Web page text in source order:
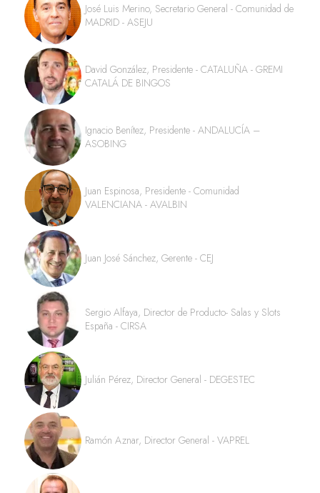
José Luis Merino, Secretario General - Comunidad de
MADRID - ASEJU
David González, Presidente - CATALUÑA - GREMI
CATALÁ DE BINGOS
Ignacio Benítez, Presidente - ANDALUCÍA –
ASOBING
Juan Espinosa, Presidente - Comunidad
VALENCIANA - AVALBIN
Juan José Sánchez, Gerente - CEJ
Sergio Alfaya, Director de Producto- Salas y Slots
España - CIRSA
Julián Pérez, Director General - DEGESTEC
Ramón Aznar, Director General - VAPREL